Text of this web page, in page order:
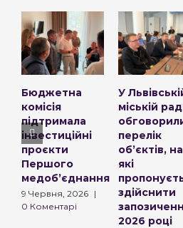
Бюджетна
комісія
підтримала
інвестиційні
проєкти
Першого
медоб’єднання
9 Червня, 2026 |
0 Коментарі
У
міській
перелік
обʼєктів, на
які
здійснити
2026 році